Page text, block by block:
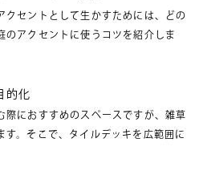
クセントとして生かすためには、どの
のアクセントに使うコツを紹介しま
的化
際におすすめのスペースですが、雑草
す。そこで、タイルデッキを広範囲に